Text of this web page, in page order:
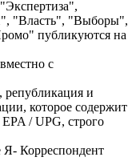
"Власть", "Выборы",
публикуются на
с
и
которое содержит
/ UPG, строго
Я- Корреспондент